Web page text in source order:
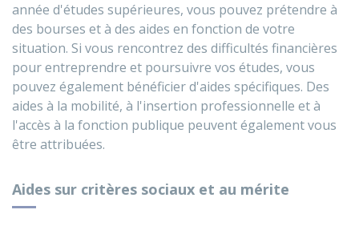
année d'études supérieures, vous pouvez prétendre à
des bourses et à des aides en fonction de votre
situation. Si vous rencontrez des difficultés financières
pour entreprendre et poursuivre vos études, vous
pouvez également bénéficier d'aides spécifiques. Des
aides à la mobilité, à l'insertion professionnelle et à
l'accès à la fonction publique peuvent également vous
être attribuées.
Aides sur critères sociaux et au mérite